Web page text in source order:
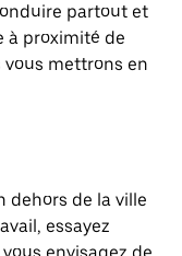
partout et
à proximité de
mettrons en
dehors de la ville
essayez